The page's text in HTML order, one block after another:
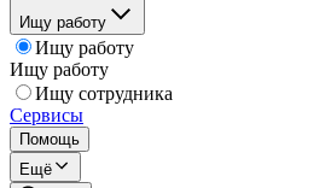
Ищу работу
Ищу работу
Ищу работу
Ищу сотрудника
Сервисы
Помощь
Ещё